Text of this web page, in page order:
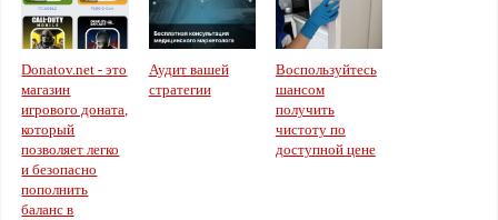
Donatov.net - это
магазин
игрового доната,
который
позволяет легко
и безопасно
пополнить
баланс в
Аудит вашей
стратегии
Воспользуйтесь
шансом
получить
чистоту по
доступной цене